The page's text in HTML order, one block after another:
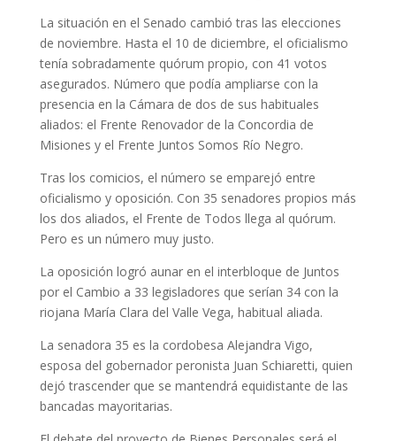
La situación en el Senado cambió tras las elecciones
de noviembre. Hasta el 10 de diciembre, el oficialismo
tenía sobradamente quórum propio, con 41 votos
asegurados. Número que podía ampliarse con la
presencia en la Cámara de dos de sus habituales
aliados: el Frente Renovador de la Concordia de
Misiones y el Frente Juntos Somos Río Negro.
Tras los comicios, el número se emparejó entre
oficialismo y oposición. Con 35 senadores propios más
los dos aliados, el Frente de Todos llega al quórum.
Pero es un número muy justo.
La oposición logró aunar en el interbloque de Juntos
por el Cambio a 33 legisladores que serían 34 con la
riojana María Clara del Valle Vega, habitual aliada.
La senadora 35 es la cordobesa Alejandra Vigo,
esposa del gobernador peronista Juan Schiaretti, quien
dejó trascender que se mantendrá equidistante de las
bancadas mayoritarias.